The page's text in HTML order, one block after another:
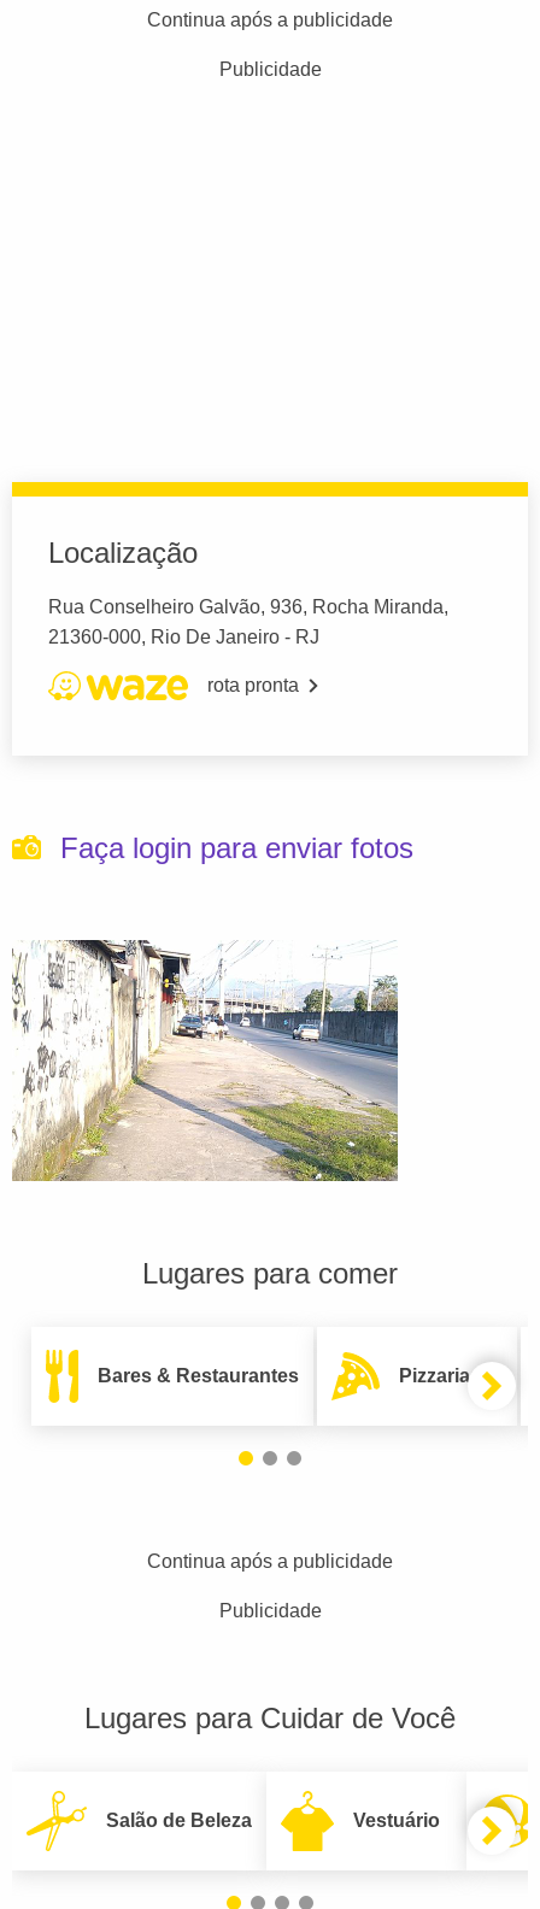
Continua após a publicidade
Publicidade
Localização
Rua Conselheiro Galvão, 936, Rocha Miranda,
21360-000, Rio De Janeiro - RJ
rota pronta
Faça login para enviar fotos
Lugares para comer
Bares & Restaurantes Pizzarias
Continua após a publicidade
Publicidade
Lugares para Cuidar de Você
Salão de Beleza Vestuário